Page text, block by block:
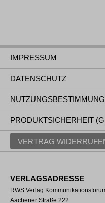
IMPRESSUM
DATENSCHUTZ
PRODUKTSICHERHEIT
VERTRAG
VERLAGSADRESSE
RWS Verlag
Aachener Straße 222